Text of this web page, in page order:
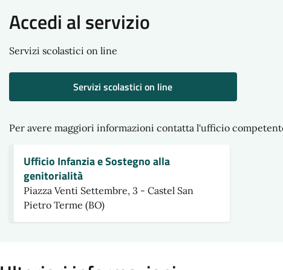
Accedi al servizio
Servizi scolastici on line
Servizi scolastici on line
Per avere maggiori informazioni contatta l'ufficio
Ufficio Infanzia e Sostegno alla
genitorialità
Piazza Venti Settembre, 3 - Castel San
Pietro Terme (BO)